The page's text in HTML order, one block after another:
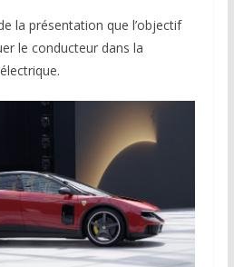
la présentation que l’objectif
le conducteur dans la